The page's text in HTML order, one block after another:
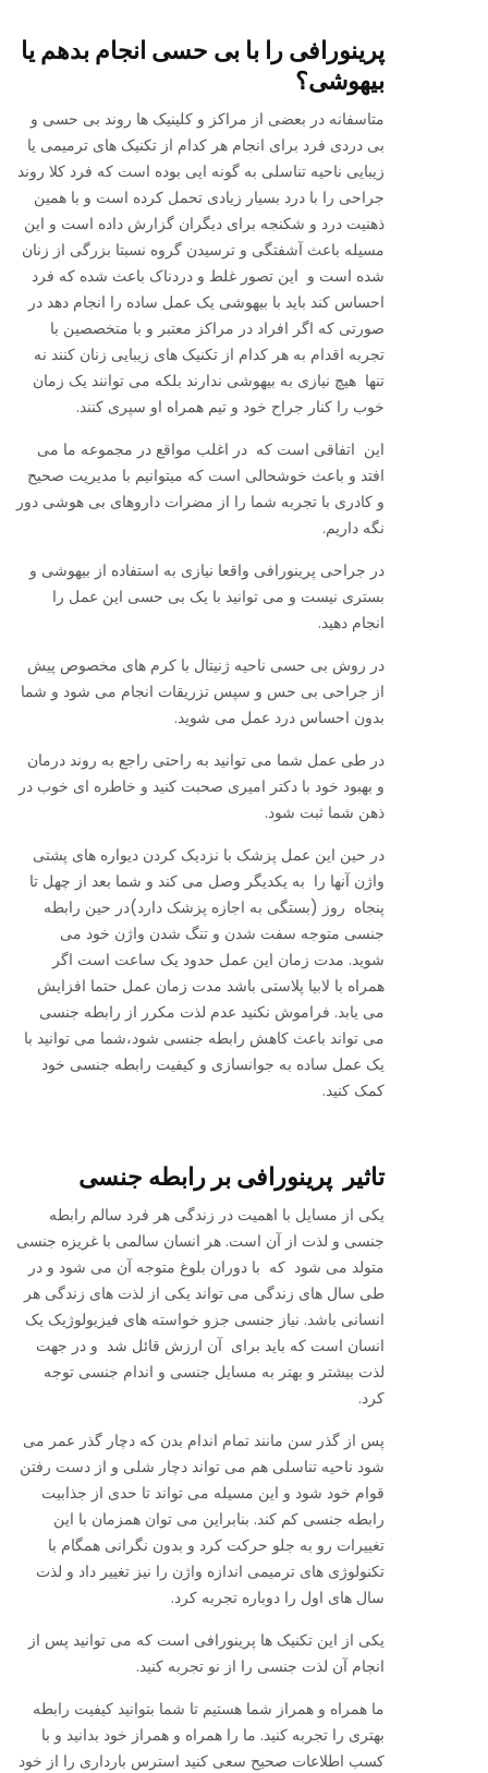
پرینورافی را با بی حسی انجام بدهم یا
بیهوشی؟
متاسفانه در بعضی از مراکز و کلینیک ها روند بی حسی و
بی دردی فرد برای انجام هر کدام از تکنیک های ترمیمی یا
زیبایی ناحیه تناسلی به گونه ایی بوده است که فرد کلا روند
جراحی را با درد بسیار زیادی تحمل کرده است و با همین
ذهنیت درد و شکنجه برای دیگران گزارش داده است و این
مسیله باعث آشفتگی و ترسیدن گروه نسبتا بزرگی از زنان
شده است و این تصور غلط و دردناک باعث شده که فرد
احساس کند باید با بیهوشی یک عمل ساده را انجام دهد در
صورتی که اگر افراد در مراکز معتبر و با متخصصین با
تجربه اقدام به هر کدام از تکنیک های زیبایی زنان کنند نه
تنها هیچ نیازی به بیهوشی ندارند بلکه می توانند یک زمان
خوب را کنار جراح خود و تیم همراه او سپری کنند.
این اتفاقی است که در اغلب مواقع در مجموعه ما می
افتد و باعث خوشحالی است که میتوانیم با مدیریت صحیح
و کادری با تجربه شما را از مضرات داروهای بی هوشی دور
نگه داریم.
در جراحی پرینورافی واقعا نیازی به استفاده از بیهوشی و
بستری نیست و می توانید با یک بی حسی این عمل را
انجام دهید.
در روش بی حسی ناحیه ژنیتال با کرم های مخصوص پیش
از جراحی بی حس و سپس تزریقات انجام می شود و شما
بدون احساس درد عمل می شوید.
در طی عمل شما می توانید به راحتی راجع به روند درمان
و بهبود خود با دکتر امیری صحبت کنید و خاطره ای خوب در
ذهن شما ثبت شود.
در حین این عمل پزشک با نزدیک کردن دیواره های پشتی
واژن آنها را به یکدیگر وصل می کند و شما بعد از چهل تا
پنجاه روز (بستگی به اجازه پزشک دارد)در حین رابطه
جنسی متوجه سفت شدن و تنگ شدن واژن خود می
شوید. مدت زمان این عمل حدود یک ساعت است اگر
همراه با لابیا پلاستی باشد مدت زمان عمل حتما افزایش
می یابد‌‌. فراموش نکنید عدم لذت مکرر از رابطه جنسی
می تواند باعث کاهش رابطه جنسی شود،شما می توانید با
یک عمل ساده به جوانسازی و کیفیت رابطه جنسی خود
کمک کنید.
تاثیر پرینورافی بر رابطه جنسی
یکی از مسایل با اهمیت در زندگی هر فرد سالم رابطه
جنسی و لذت از آن است. هر انسان سالمی با غریزه جنسی
متولد می شود که با دوران بلوغ متوجه آن می شود و در
طی سال های زندگی می تواند یکی از لذت های زندگی هر
انسانی باشد. نیاز جنسی جزو خواسته های فیزیولوژیک یک
انسان است که باید برای آن ارزش قائل شد و در جهت
لذت بیشتر و بهتر به مسایل جنسی و اندام جنسی توجه
کرد.
پس از گذر سن مانند تمام اندام بدن که دچار گذر عمر می
شود ناحیه تناسلی هم می تواند دچار شلی و از دست رفتن
قوام خود شود و این مسیله می تواند تا حدی از جذابیت
رابطه جنسی کم کند. بنابراین می توان همزمان با این
تغییرات رو به جلو حرکت کرد و بدون نگرانی همگام با
تکنولوژی های ترمیمی اندازه واژن را نیز تغییر داد و لذت
سال های اول را دوباره تجربه کرد.
یکی از این تکنیک ها پرینورافی است که می توانید پس از
انجام آن لذت جنسی را از نو تجربه کنید.
ما همراه و همراز شما هستیم تا شما بتوانید کیفیت رابطه
بهتری را تجربه کنید. ما را همراه و همراز خود بدانید و با
کسب اطلاعات صحیح سعی کنید استرس بارداری را از خود